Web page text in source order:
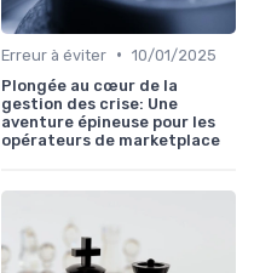
Erreur à éviter • 10/01/2025
Plongée au cœur de la
gestion des crise: Une
aventure épineuse pour les
opérateurs de marketplace